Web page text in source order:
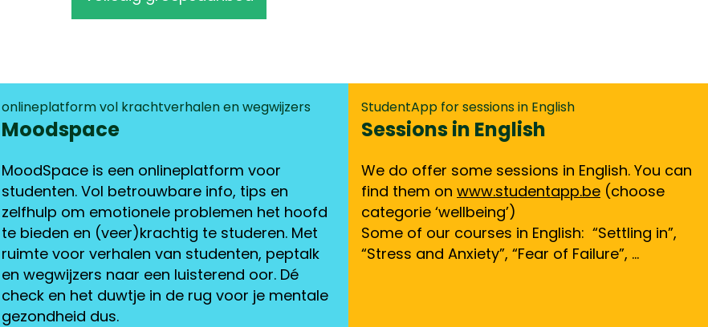
onlineplatform vol krachtverhalen en wegwijzers
Moodspace
MoodSpace is een onlineplatform voor
studenten. Vol betrouwbare info, tips en
zelfhulp om emotionele problemen het hoofd
te bieden en (veer)krachtig te studeren. Met
ruimte voor verhalen van studenten, peptalk
en wegwijzers naar een luisterend oor. Dé
check en het duwtje in de rug voor je mentale
gezondheid dus.
StudentApp for sessions in English
Sessions in English
We do offer some sessions in English. You can
find them on www.studentapp.be (choose
categorie ‘wellbeing’)
Some of our courses in English: “Settling in”,
“Stress and Anxiety”, “Fear of Failure”, …